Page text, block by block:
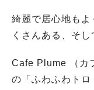
綺麗で居心地もよ
くさんある、そ
Cafe Plume （カ
の「ふわふわトロ